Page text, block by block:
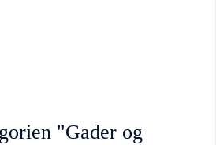
"Gader og